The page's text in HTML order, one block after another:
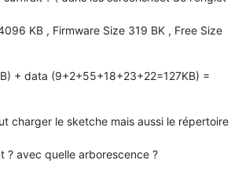
KB , Firmware Size 319 BK , Free Size
+ data (9+2+55+18+23+22=127KB) =
charger le sketche mais aussi le répertoire
? avec quelle arborescence ?